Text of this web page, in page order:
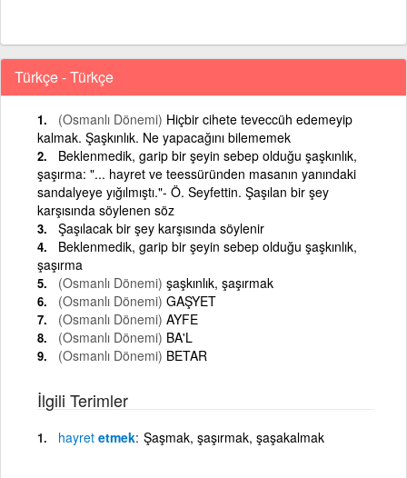
Türkçe - Türkçe
(Osmanlı Dönemi) Hiçbir cihete teveccüh edemeyip
kalmak. Şaşkınlık. Ne yapacağını bilememek
Beklenmedik, garip bir şeyin sebep olduğu şaşkınlık,
şaşırma: "... hayret ve teessüründen masanın yanındaki
sandalyeye yığılmıştı."- Ö. Seyfettin. Şaşılan bir şey
karşısında söylenen söz
Şaşılacak bir şey karşısında söylenir
Beklenmedik, garip bir şeyin sebep olduğu şaşkınlık,
şaşırma
(Osmanlı Dönemi) şaşkınlık, şaşırmak
(Osmanlı Dönemi) GAŞYET
(Osmanlı Dönemi) AYFE
(Osmanlı Dönemi) BA'L
(Osmanlı Dönemi) BETAR
İlgili Terimler
hayret etmek Şaşmak, şaşırmak, şaşakalmak